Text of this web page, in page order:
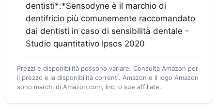
dentisti*:*Sensodyne è il marchio di
dentifricio più comunemente raccomandato
dai dentisti in caso di sensibilità dentale -
Studio quantitativo Ipsos 2020
Prezzi e disponibilità possono variare. Consulta Amazon per
il prezzo e la disponibilità correnti. Amazon e il logo Amazon
sono marchi di Amazon.com, Inc. o sue affiliate.